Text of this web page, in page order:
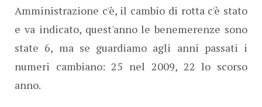
Amministrazione c'è, il cambio di rotta c'è stato
e va indicato, quest'anno le benemerenze sono
state 6, ma se guardiamo agli anni passati i
numeri cambiano: 25 nel 2009, 22 lo scorso
anno.